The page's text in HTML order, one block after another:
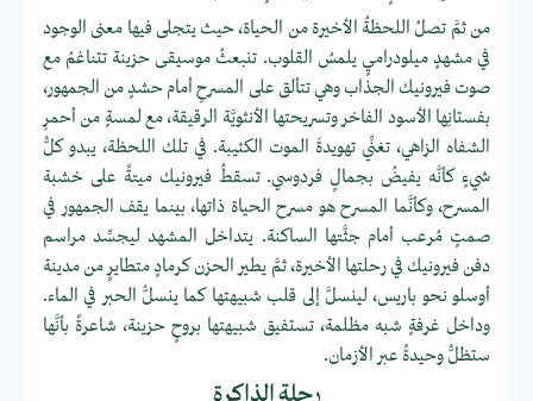
من ثمَّ تصلُ اللحظةُ الأخيرة من الحياة، حيث يتجلى فيها معنى الوجود
في مشهدٍ ميلودراميٍ يلمسُ القلوب. تنبعثُ موسيقى حزينة تتناغمُ مع
صوت فيرونيك الجذاب وهي تتألق على المسرحِ أمام حشدٍ من الجمهور،
بفستانِها الأسود الفاخر وتسريحتها الأنثويَّة الرقيقة، مع لمسةٍ من أحمرِ
الشفاه الزاهي، تغنِّي تهويدةَ الموت الكئيبة. في تلك اللحظة، يبدو كلُّ
شيءٍ كأنَّه يفيضُ بجمالٍ فردوسي. تسقطُ فيرونيك ميتةً على خشبة
المسرح، وكأنَّما المسرح هو مسرح الحياة ذاتها، بينما يقف الجمهور في
صمتٍ مُرعب أمام جثَّتها الساكنة. يتداخل المشهد ليجسِّد مراسم
دفن فيرونيك في رحلتها الأخيرة، ثمَّ يطير الحزن كرمادٍ متطايرٍ من مدينة
أوسلو نحو باريس، لينسلَّ إلى قلب شبيهتها كما ينسلُّ الحبر في الماء.
وداخل غرفةٍ شبه مظلمة، تستفيق شبيهتها بروحٍ حزينة، شاعرةً بأنَّها
ستظلُّ وحيدةً عبر الأزمان.
رحلة الذاكرة